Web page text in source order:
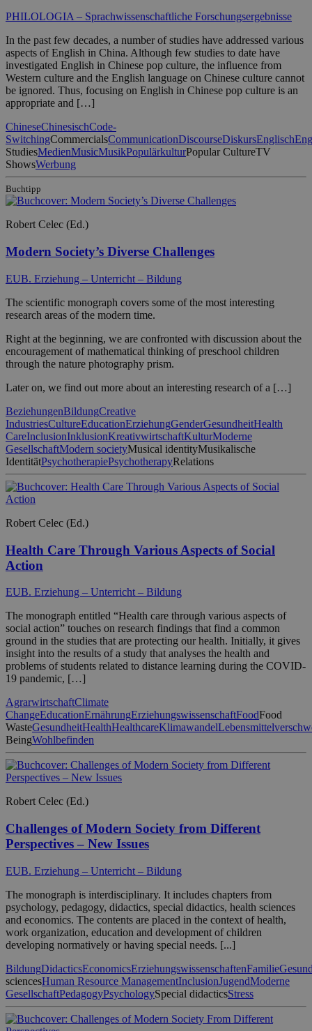
PHILOLOGIA – Sprachwissenschaftliche Forschungsergebnisse
In the past few decades, a number of studies have addressed various
aspects of English in China. Although few studies to date have
investigated English in Chinese pop culture, the influence from
Western culture and the English language on Chinese culture cannot
be ignored. Thus, focusing on English in Chinese pop culture is an
appropriate and […]
ChineseChinesischCode-
SwitchingCommercialsCommunicationDiscourseDiskursEnglisch
StudiesMedienMusicMusikPopulärkulturPopular CultureTV
ShowsWerbung
Buchtipp
Robert Celec (Ed.)
Modern Society’s Diverse Challenges
EUB. Erziehung – Unterricht – Bildung
The scientific monograph covers some of the most interesting
research areas of the modern time.
Right at the beginning, we are confronted with discussion about the
encouragement of mathematical thinking of preschool children
through the nature photography prism.
Later on, we find out more about an interesting research of a […]
BeziehungenBildungCreative
IndustriesCultureEducationErziehungGenderGesundheitHealth
CareInclusionInklusionKreativwirtschaftKulturModerne
GesellschaftModern societyMusical identityMusikalische
IdentitätPsychotherapiePsychotherapyRelations
Robert Celec (Ed.)
Health Care Through Various Aspects of Social
Action
EUB. Erziehung – Unterricht – Bildung
The monograph entitled “Health care through various aspects of
social action” touches on research findings that find a common
ground in the studies that are protecting our health. Initially, it gives
insight into the results of a study that analyses the health and
problems of students related to distance learning during the COVID-
19 pandemic, […]
AgrarwirtschaftClimate
ChangeEducationErnährungErziehungswissenschaftFoodFood
WasteGesundheitHealthHealthcareKlimawandel
BeingWohlbefinden
Robert Celec (Ed.)
Challenges of Modern Society from Different
Perspectives – New Issues
EUB. Erziehung – Unterricht – Bildung
The monograph is interdisciplinary. It includes chapters from
psychology, pedagogy, didactics, special didactics, health sciences
and economics. The contents are placed in the context of health,
work organization, education and development of children
developing normatively or having special needs. [...]
BildungDidacticsEconomicsErziehungswissenschaftenFamilie
sciencesHuman Resource ManagementInclusionJugendModerne
GesellschaftPedagogyPsychologySpecial didacticsStress